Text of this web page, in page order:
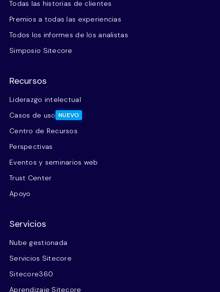
Todas las historias de clientes
Premios a todas las experiencias
Todos los informes de los analistas
Simposio Sitecore
Recursos
Liderazgo intelectual
Casos de uso NUEVO
Centro de Recursos
Perspectivas
Eventos y seminarios web
Trust Center
Apoyo
Servicios
Nube gestionada
Servicios Sitecore
Sitecore360
Aprendizaje Sitecore